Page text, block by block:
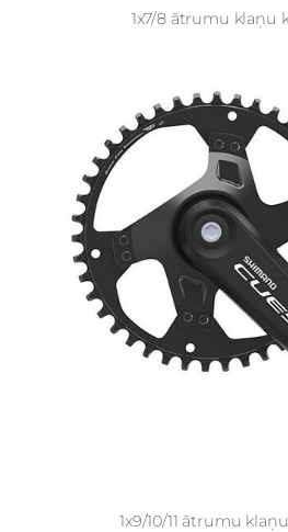
1x7/8 ātrumu klaņu
1x9/10/11 ātrumu